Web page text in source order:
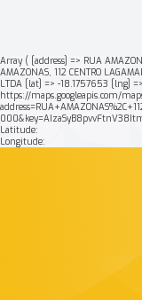
Array ( [address] => RUA
AMAZONAS, 112 CENTRO
LTDA [lat] => -18.1757653 [lng]
https://maps.googleapis.com/
Latitude:
Longitude:
Mais buscados:
Nossa história